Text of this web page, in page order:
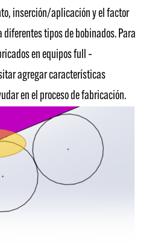
inserción/aplicación y el factor
tipos de bobinados. Para
en equipos full –
agregar características
en el proceso de fabricación.